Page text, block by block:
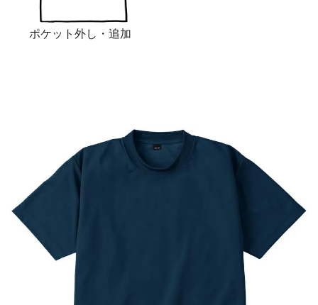
ポケット外し・追加